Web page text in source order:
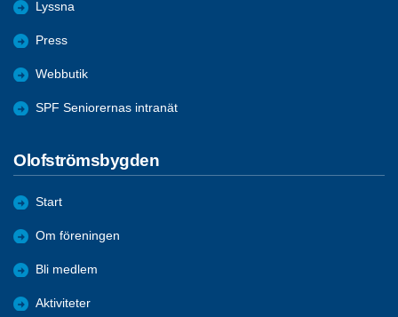
Lyssna
Press
Webbutik
SPF Seniorernas intranät
Olofströmsbygden
Start
Om föreningen
Bli medlem
Aktiviteter